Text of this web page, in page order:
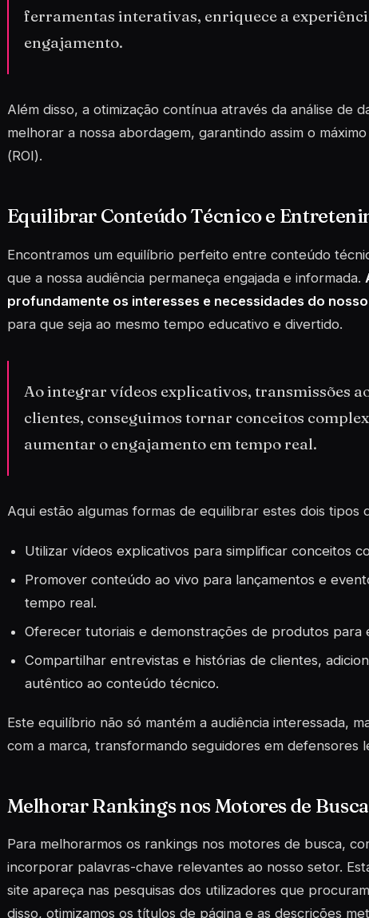
ferramentas interativas, enriquece a
engajamento.
Além disso, a otimização contínua através da análise de
melhorar a nossa abordagem, garantindo assim o
(ROI).
Equilibrar Conteúdo Técnico e
Encontramos um equilíbrio perfeito entre conteúdo
que a nossa audiência permaneça engajada e informada.
profundamente os interesses e necessidades do
para que seja ao mesmo tempo educativo e divertido.
Ao integrar vídeos explicativos, transmissões
clientes, conseguimos tornar conceitos
aumentar o engajamento em tempo real.
Aqui estão algumas formas de equilibrar estes dois tipos
Utilizar vídeos explicativos para simplificar conceitos
Promover conteúdo ao vivo para lançamentos e
tempo real.
Oferecer tutoriais e demonstrações de produtos para
Compartilhar entrevistas e histórias de clientes,
autêntico ao conteúdo técnico.
Este equilíbrio não só mantém a audiência interessada,
com a marca, transformando seguidores em defensores
Melhorar Rankings nos Motores de Busca
Para melhorarmos os rankings nos motores de busca,
incorporar palavras-chaverelevantes ao nosso setor.
site apareça nas pesquisas dos utilizadores que
disso, otimizamos os títulos de página e as descrições